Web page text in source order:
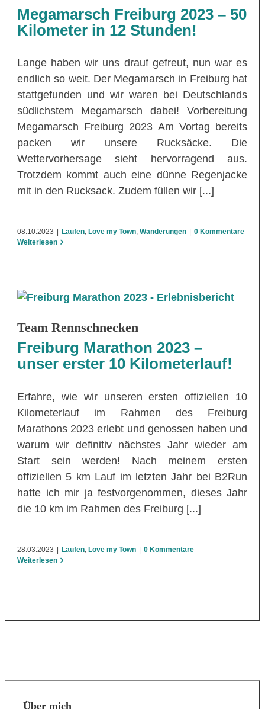
Megamarsch Freiburg 2023 – 50
Kilometer in 12 Stunden!
Lange haben wir uns drauf gefreut, nun war es
endlich so weit. Der Megamarsch in Freiburg hat
stattgefunden und wir waren bei Deutschlands
südlichstem Megamarsch dabei! Vorbereitung
Megamarsch Freiburg 2023 Am Vortag bereits
packen wir unsere Rucksäcke. Die
Wettervorhersage sieht hervorragend aus.
Trotzdem kommt auch eine dünne Regenjacke
mit in den Rucksack. Zudem füllen wir [...]
08.10.2023 Laufen, Love my Town, Wanderungen
0 Kommentare
Weiterlesen
Team Rennschnecken
Freiburg Marathon 2023 –
unser erster 10 Kilometerlauf!
Erfahre, wie wir unseren ersten offiziellen 10
Kilometerlauf im Rahmen des Freiburg
Marathons 2023 erlebt und genossen haben und
warum wir definitiv nächstes Jahr wieder am
Start sein werden! Nach meinem ersten
offiziellen 5 km Lauf im letzten Jahr bei B2Run
hatte ich mir ja festvorgenommen, dieses Jahr
die 10 km im Rahmen des Freiburg [...]
28.03.2023 Laufen, Love my Town
0 Kommentare
Weiterlesen
Über mich